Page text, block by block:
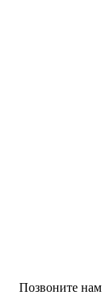
Позвоните нам